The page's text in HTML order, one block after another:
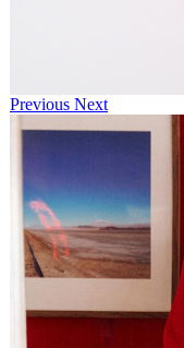
Previous Next